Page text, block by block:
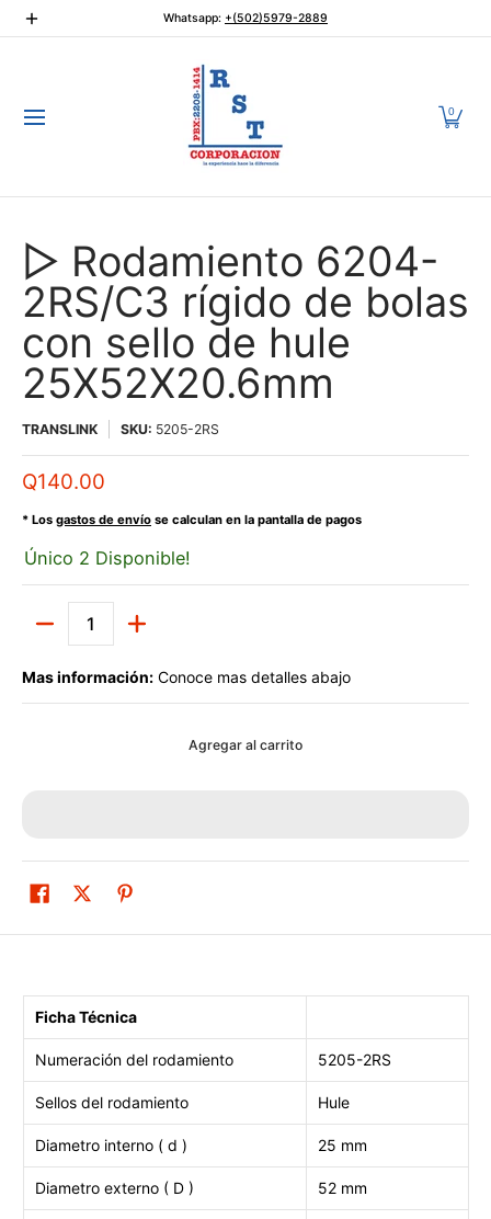
Saltar al contenido principal
Automotriz Transmisión de potencia
Whatsapp: +(502)5979-2889
0
▷ Rodamiento 6204-
2RS/C3 rígido de bolas
con sello de hule
25X52X20.6mm
TRANSLINK SKU: 5205-2RS
Q140.00
* Los gastos de envío se calculan en la pantalla de pagos
Único 2 Disponible!
Mas información: Conoce mas detalles abajo
Agregar al carrito
Ficha Técnica
Numeración del rodamiento 5205-2RS
Sellos del rodamiento Hule
Diametro interno ( d ) 25 mm
Diametro externo ( D ) 52 mm